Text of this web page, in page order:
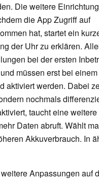
Die weitere
die App Zugriff auf
hat, startet ein
der Uhr zu erklären.
bei der ersten
müssen erst bei
aktiviert werden. Dabei
nochmals
taucht eine
Daten abruft. Wählt
Akkuverbrauch. In
Anpassungen auf